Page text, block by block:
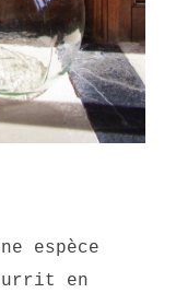
espèce
en